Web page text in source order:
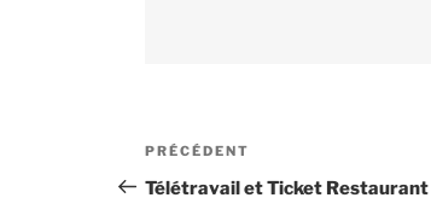
Navigation
de
Article
précédent
PRÉCÉDENT
Télétravail et Ticket Restaurant